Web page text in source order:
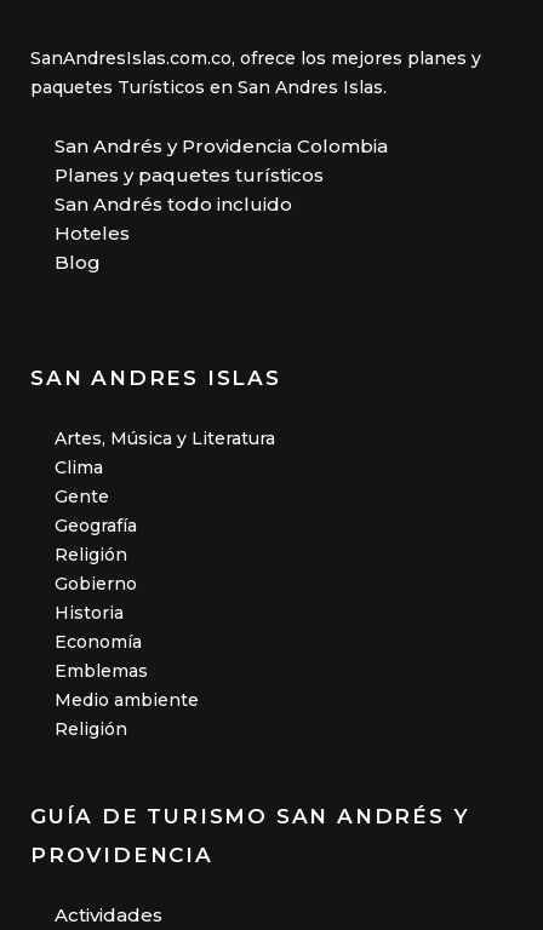
SanAndresIslas.com.co, ofrece los mejores planes y
paquetes Turísticos en San Andres Islas.
San Andrés y Providencia Colombia
Planes y paquetes turísticos
San Andrés todo incluido
Hoteles
Blog
SAN ANDRES ISLAS
Artes, Música y Literatura
Clima
Gente
Geografía
Religión
Gobierno
Historia
Economía
Emblemas
Medio ambiente
Religión
GUÍA DE TURISMO SAN ANDRÉS Y
PROVIDENCIA
Actividades